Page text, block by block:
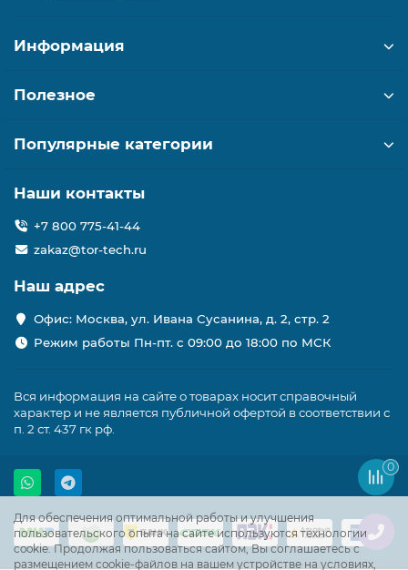
Для обеспечения оптимальной работы и улучшения
пользовательского опыта на сайте используются технологии
cookie. Продолжая пользоваться сайтом, Вы соглашаетесь с
размещением cookie-файлов на вашем устройстве на условиях,
Информация
Полезное
Популярные категории
Наши контакты
+7 800 775-41-44
zakaz@tor-tech.ru
Наш адрес
Офис: Москва, ул. Ивана Сусанина, д. 2, стр. 2
Режим работы Пн-пт. с 09:00 до 18:00 по МСК
Вся информация на сайте о товарах носит справочный
характер и не является публичной офертой в соответствии с
п. 2 ст. 437 гк рф.
0